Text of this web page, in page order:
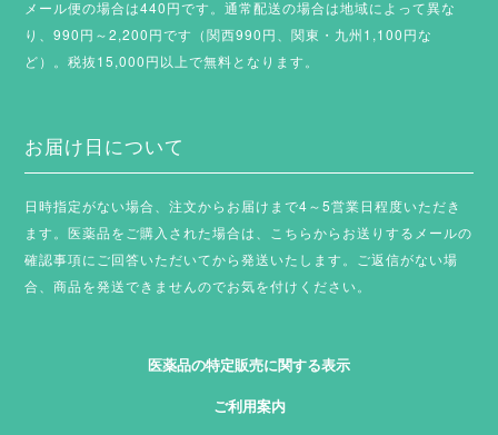
メール便の場合は440円です。通常配送の場合は地域によって異な
り、990円～2,200円です（関西990円、関東・九州1,100円な
ど）。税抜15,000円以上で無料となります。
お届け日について
日時指定がない場合、注文からお届けまで4～5営業日程度いただき
ます。医薬品をご購入された場合は、こちらからお送りするメールの
確認事項にご回答いただいてから発送いたします。ご返信がない場
合、商品を発送できませんのでお気を付けください。
医薬品の特定販売に関する表示
ご利用案内